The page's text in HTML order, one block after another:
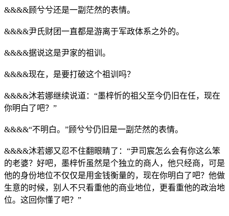
&&&&顾兮兮还是一副茫然的表情。
&&&&尹氏财团一直都是游离于军政体系之外的。
&&&&据说这是尹家的祖训。
&&&&现在，是要打破这个祖训吗？
&&&&沐若娜继续说道：“墨梓忻的祖父至今仍旧在任，现在
你明白了吧？”
&&&&“不明白。”顾兮兮仍旧是一副茫然的表情。
&&&&沐若娜又忍不住翻眼睛了：“尹司宸怎么会有你这么笨
的老婆？好吧，墨梓忻虽然是个独立的商人，他只经商，可是
他的身份地位不仅仅是用金钱衡量的，现在你明白了吧？他做
生意的时候，别人不只看重他的商业地位，更看重他的政治地
位。这回你懂了吧？”